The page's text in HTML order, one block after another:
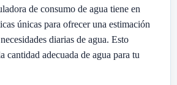
de consumo de agua tiene en
únicas para ofrecer una estimación
diarias de agua. Esto
cantidad adecuada de agua para tu